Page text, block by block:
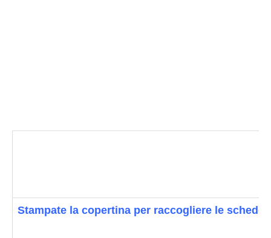
Stampate la copertina per raccogliere le schede